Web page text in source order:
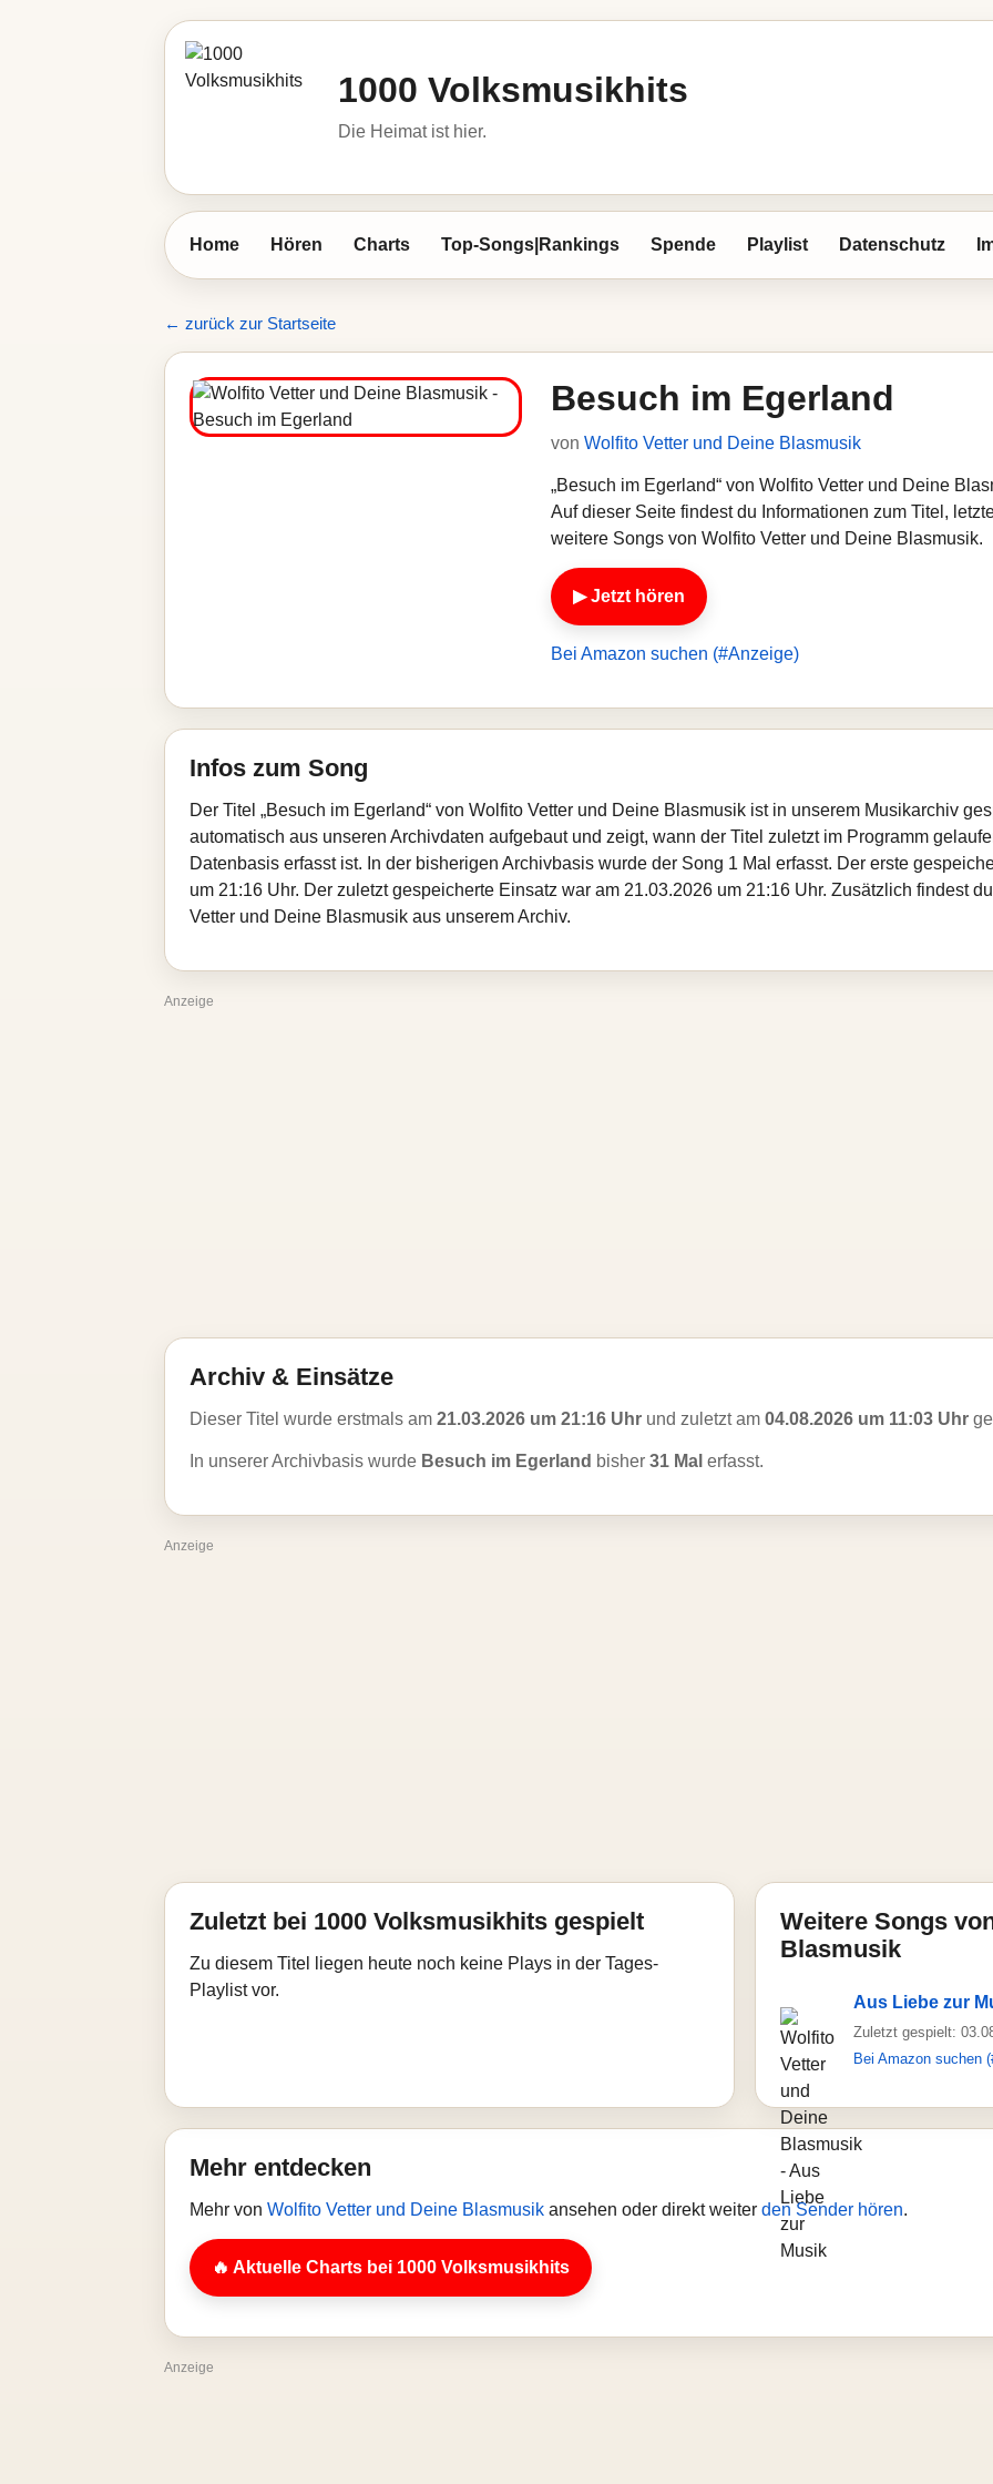
1000 Volksmusikhits
Die Heimat ist hier.
Home Hören Charts Top-Songs|Rankings Spende Playlist Datenschutz
← zurück zur Startseite
Besuch im Egerland
von Wolfito Vetter und Deine Blasmusik
„Besuch im Egerland“ von Wolfito Vetter und Deine
Auf dieser Seite findest du Informationen zum Titel,
weitere Songs von Wolfito Vetter und Deine Blasmusik.
▶ Jetzt hören
Bei Amazon suchen (#Anzeige)
Infos zum Song
Der Titel „Besuch im Egerland“ von Wolfito Vetter und Deine Blasmusik ist in unserem Musikarchiv
automatisch aus unseren Archivdaten aufgebaut und zeigt, wann der Titel zuletzt im Programm
Datenbasis erfasst ist. In der bisherigen Archivbasis wurde der Song 1 Mal erfasst. Der erste
um 21:16 Uhr. Der zuletzt gespeicherte Einsatz war am 21.03.2026 um 21:16 Uhr. Zusätzlich findest
Vetter und Deine Blasmusik aus unserem Archiv.
Anzeige
Archiv & Einsätze
Dieser Titel wurde erstmals am 21.03.2026 um 21:16 Uhr und zuletzt am 04.08.2026 um 11:03 Uhr
In unserer Archivbasis wurde Besuch im Egerland bisher 31 Mal erfasst.
Anzeige
Zuletzt bei 1000 Volksmusikhits gespielt
Zu diesem Titel liegen heute noch keine Plays in der Tages-
Playlist vor.
Weitere Songs
Blasmusik
Aus Liebe zur
Zuletzt gespielt:
Bei Amazon suchen
Mehr entdecken
Mehr von Wolfito Vetter und Deine Blasmusik ansehen oder direkt weiter den Sender hören.
🔥 Aktuelle Charts bei 1000 Volksmusikhits
Anzeige